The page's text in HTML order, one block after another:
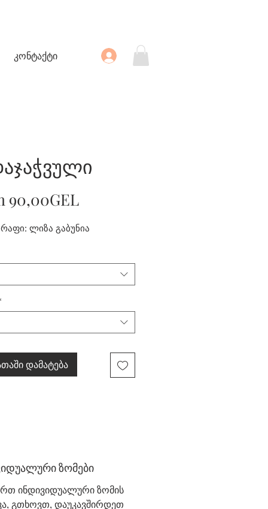
კონტაქტი
90,00GELSale
ლიზა გაბუნია
დამატება
ზომები
ინდივიდუალური ზომის
გთხოვთ, დაუკავშირდეთ